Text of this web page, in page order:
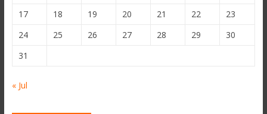
17
18 19 20 21 22
23
24
25 26 27 28 29
30
31
« Jul